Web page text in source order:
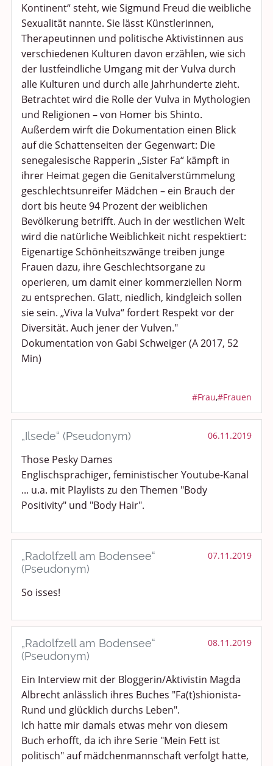
Kontinent“ steht, wie Sigmund Freud die weibliche
Sexualität nannte. Sie lässt Künstlerinnen,
Therapeutinnen und politische Aktivistinnen aus
verschiedenen Kulturen davon erzählen, wie sich
der lustfeindliche Umgang mit der Vulva durch
alle Kulturen und durch alle Jahrhunderte zieht.
Betrachtet wird die Rolle der Vulva in Mythologien
und Religionen – von Homer bis Shinto.
Außerdem wirft die Dokumentation einen Blick
auf die Schattenseiten der Gegenwart: Die
senegalesische Rapperin „Sister Fa“ kämpft in
ihrer Heimat gegen die Genitalverstümmelung
geschlechtsunreifer Mädchen – ein Brauch der
dort bis heute 94 Prozent der weiblichen
Bevölkerung betrifft. Auch in der westlichen Welt
wird die natürliche Weiblichkeit nicht respektiert:
Eigenartige Schönheitszwänge treiben junge
Frauen dazu, ihre Geschlechtsorgane zu
operieren, um damit einer kommerziellen Norm
zu entsprechen. Glatt, niedlich, kindgleich sollen
sie sein. „Viva la Vulva“ fordert Respekt vor der
Diversität. Auch jener der Vulven."
Dokumentation von Gabi Schweiger (A 2017, 52
Min)
#Frau,#Frauen
„Ilsede“ (Pseudonym) 06.11.2019
Those Pesky Dames
Englischsprachiger, feministischer Youtube-Kanal
... u.a. mit Playlists zu den Themen "Body
Positivity" und "Body Hair".
„Radolfzell am Bodensee“
(Pseudonym)
07.11.2019
So isses!
„Radolfzell am Bodensee“
(Pseudonym)
08.11.2019
Ein Interview mit der Bloggerin/Aktivistin Magda
Albrecht anlässlich ihres Buches "Fa(t)shionista-
Rund und glücklich durchs Leben".
Ich hatte mir damals etwas mehr von diesem
Buch erhofft, da ich ihre Serie "Mein Fett ist
politisch" auf mädchenmannschaft verfolgt hatte,